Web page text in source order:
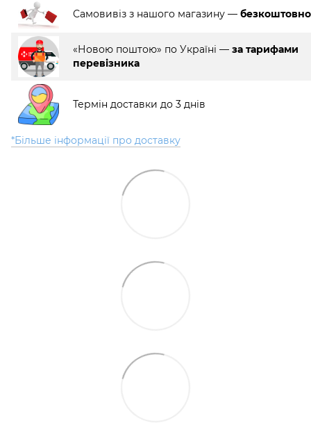
Самовивіз з нашого магазину — безкоштовно
«Новою поштою» по Україні — за тарифами
перевізника
Термін доставки до 3 днів
*Більше інформації про доставку